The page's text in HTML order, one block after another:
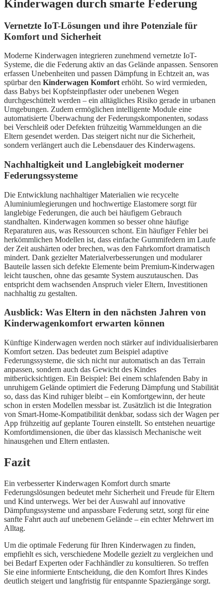
Kinderwagen durch smarte Federung
Vernetzte IoT-Lösungen und ihre Potenziale für
Komfort und Sicherheit
Moderne Kinderwagen integrieren zunehmend vernetzte IoT-
Systeme, die die Federung aktiv an das Gelände anpassen. Sensoren
erfassen Unebenheiten und passen Dämpfung in Echtzeit an, was
spürbar den Kinderwagen Komfort erhöht. So wird vermieden,
dass Babys bei Kopfsteinpflaster oder unebenen Wegen
durchgeschüttelt werden – ein alltägliches Risiko gerade in urbanen
Umgebungen. Zudem ermöglichen intelligente Module eine
automatisierte Überwachung der Federungskomponenten, sodass
bei Verschleiß oder Defekten frühzeitig Warnmeldungen an die
Eltern gesendet werden. Das steigert nicht nur die Sicherheit,
sondern verlängert auch die Lebensdauer des Kinderwagens.
Nachhaltigkeit und Langlebigkeit moderner
Federungssysteme
Die Entwicklung nachhaltiger Materialien wie recycelte
Aluminiumlegierungen und hochwertige Elastomere sorgt für
langlebige Federungen, die auch bei häufigem Gebrauch
standhalten. Kinderwagen kommen so besser ohne häufige
Reparaturen aus, was Ressourcen schont. Ein häufiger Fehler bei
herkömmlichen Modellen ist, dass einfache Gummifedern im Laufe
der Zeit aushärten oder brechen, was den Fahrkomfort dramatisch
mindert. Dank gezielter Materialverbesserungen und modularer
Bauteile lassen sich defekte Elemente beim Premium-Kinderwagen
leicht tauschen, ohne das gesamte System auszutauschen. Das
entspricht dem wachsenden Anspruch vieler Eltern, Investitionen
nachhaltig zu gestalten.
Ausblick: Was Eltern in den nächsten Jahren von
Kinderwagenkomfort erwarten können
Künftige Kinderwagen werden noch stärker auf individualisierbaren
Komfort setzen. Das bedeutet zum Beispiel adaptive
Federungssysteme, die sich nicht nur automatisch an das Terrain
anpassen, sondern auch das Gewicht des Kindes
mitberücksichtigen. Ein Beispiel: Bei einem schlafenden Baby in
unruhigem Gelände optimiert die Federung Dämpfung und Stabilität
so, dass das Kind ruhiger bleibt – ein Komfortgewinn, der heute
schon in ersten Modellen messbar ist. Zusätzlich ist die Integration
von Smart-Home-Kompatibilität denkbar, sodass sich der Wagen per
App frühzeitig auf geplante Touren einstellt. So entstehen neuartige
Komfortdimensionen, die über das klassisch Mechanische weit
hinausgehen und Eltern entlasten.
Fazit
Ein verbesserter Kinderwagen Komfort durch smarte
Federungslösungen bedeutet mehr Sicherheit und Freude für Eltern
und Kind unterwegs. Wer bei der Auswahl auf innovative
Dämpfungssysteme und anpassbare Federung setzt, sorgt für eine
sanfte Fahrt auch auf unebenem Gelände – ein echter Mehrwert im
Alltag.
Um die optimale Federung für Ihren Kinderwagen zu finden,
empfiehlt es sich, verschiedene Modelle gezielt zu vergleichen und
bei Bedarf Experten oder Fachhändler zu konsultieren. So treffen
Sie eine informierte Entscheidung, die den Komfort Ihres Kindes
deutlich steigert und langfristig für entspannte Spaziergänge sorgt.